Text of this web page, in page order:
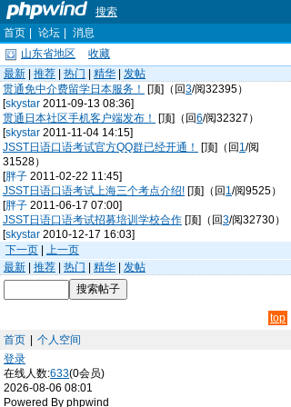
搜索
首页
论坛
消息
山东省地区
收藏
最新
推荐 热门 精华
发帖
贯通免中介费留学日本服务！
[顶]（回3/阅32395）
[skystar 2011-09-13 08:36]
贯通日本社区手机客户端发布！
[顶]（回6/阅32327）
[skystar 2011-11-04 14:15]
JSST日语口语考试官方QQ群已经开通！
[顶]（回 1/阅
31528）
[胖子 2011-02-22 11:45]
JSST日语口语考试上海三个考点介绍! [顶]（回 1/阅9525）
[胖子 2011-06-17 07:00]
JSST日语口语考试招募培训学校合作 [顶]（回3/阅32730）
[skystar 2010-12-17 16:03]
下一页
上一页
最新
推荐 热门 精华 发帖
top
首页
个人空间
登录
在线人数:633(0会员)
2026-08-06 08:01
Powered By phpwind